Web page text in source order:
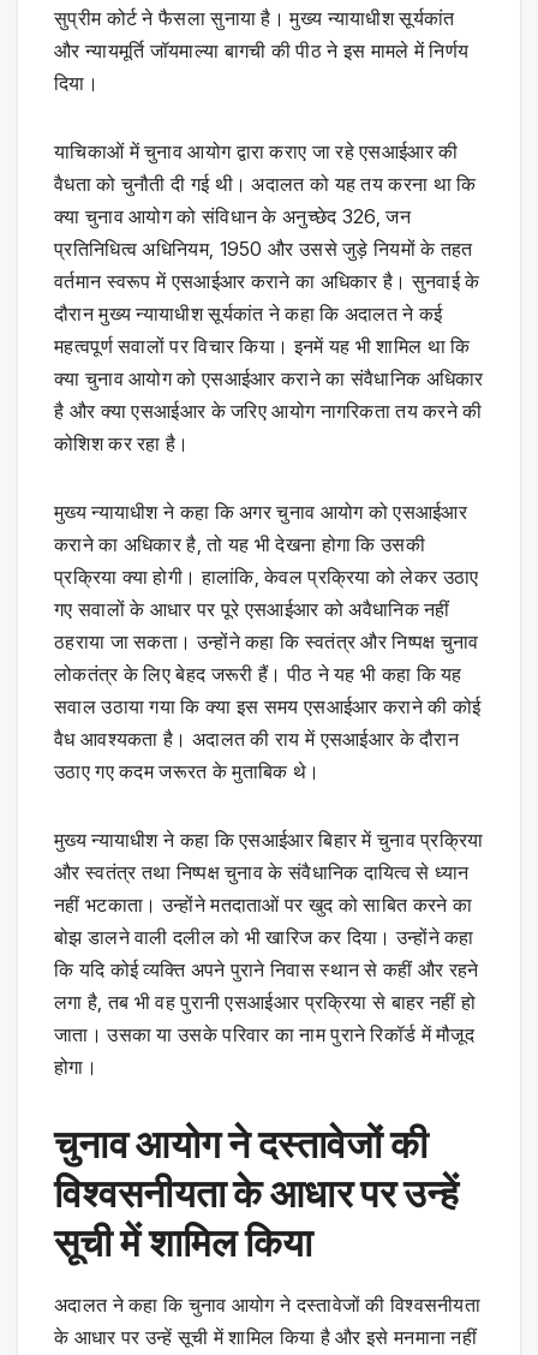
सुप्रीम कोर्ट ने फैसला सुनाया है। मुख्य न्यायाधीश सूर्यकांत
और न्यायमूर्ति जॉयमाल्या बागची की पीठ ने इस मामले में निर्णय
दिया।
याचिकाओं में चुनाव आयोग द्वारा कराए जा रहे एसआईआर की
वैधता को चुनौती दी गई थी। अदालत को यह तय करना था कि
क्या चुनाव आयोग को संविधान के अनुच्छेद 326, जन
प्रतिनिधित्व अधिनियम, 1950 और उससे जुड़े नियमों के तहत
वर्तमान स्वरूप में एसआईआर कराने का अधिकार है। सुनवाई के
दौरान मुख्य न्यायाधीश सूर्यकांत ने कहा कि अदालत ने कई
महत्वपूर्ण सवालों पर विचार किया। इनमें यह भी शामिल था कि
क्या चुनाव आयोग को एसआईआर कराने का संवैधानिक अधिकार
है और क्या एसआईआर के जरिए आयोग नागरिकता तय करने की
कोशिश कर रहा है।
मुख्य न्यायाधीश ने कहा कि अगर चुनाव आयोग को एसआईआर
कराने का अधिकार है, तो यह भी देखना होगा कि उसकी
प्रक्रिया क्या होगी। हालांकि, केवल प्रक्रिया को लेकर उठाए
गए सवालों के आधार पर पूरे एसआईआर को अवैधानिक नहीं
ठहराया जा सकता। उन्होंने कहा कि स्वतंत्र और निष्पक्ष चुनाव
लोकतंत्र के लिए बेहद जरूरी हैं। पीठ ने यह भी कहा कि यह
सवाल उठाया गया कि क्या इस समय एसआईआर कराने की कोई
वैध आवश्यकता है। अदालत की राय में एसआईआर के दौरान
उठाए गए कदम जरूरत के मुताबिक थे।
मुख्य न्यायाधीश ने कहा कि एसआईआर बिहार में चुनाव प्रक्रिया
और स्वतंत्र तथा निष्पक्ष चुनाव के संवैधानिक दायित्व से ध्यान
नहीं भटकाता। उन्होंने मतदाताओं पर खुद को साबित करने का
बोझ डालने वाली दलील को भी खारिज कर दिया। उन्होंने कहा
कि यदि कोई व्यक्ति अपने पुराने निवास स्थान से कहीं और रहने
लगा है, तब भी वह पुरानी एसआईआर प्रक्रिया से बाहर नहीं हो
जाता। उसका या उसके परिवार का नाम पुराने रिकॉर्ड में मौजूद
होगा।
चुनाव आयोग ने दस्तावेजों की
विश्वसनीयता के आधार पर उन्हें
सूची में शामिल किया
अदालत ने कहा कि चुनाव आयोग ने दस्तावेजों की विश्वसनीयता
के आधार पर उन्हें सूची में शामिल किया है और इसे मनमाना नहीं